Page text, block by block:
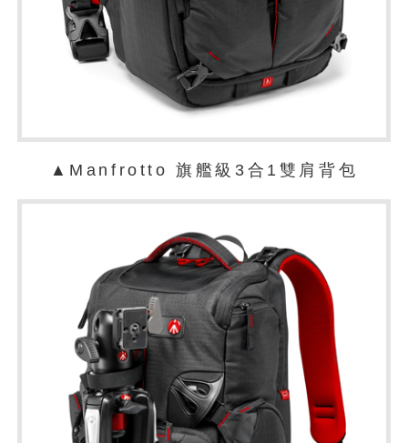
▲Manfrotto 旗艦級3合1雙肩背包